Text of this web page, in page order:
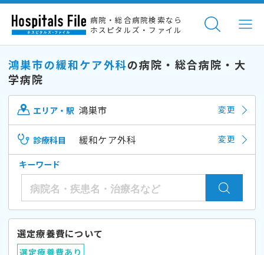
病院・総合病院検索なら
ホスピタルズ・ファイル
鴻巣市の緩和ケア外科の病院・総合病院・大
学病院
エリア・駅 鴻巣市 変更
診療科目 緩和ケア外科 変更
キーワード
選定療養費について
選定療養費あり